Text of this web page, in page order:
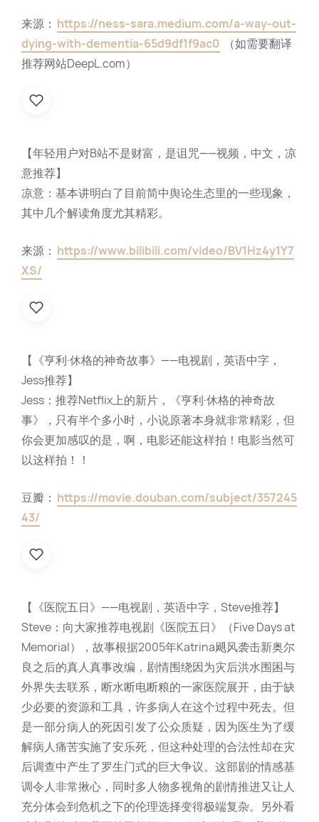
来源： https://ness-sara.medium.com/a-way-out-
dying-with-dementia-65d9df1f9ac0
（如需要翻译
推荐网站DeepL.com）
【年轻用户对B站不是财富，是诅咒——视频，中文，凉
意推荐】
凉意：基本讲明白了目前简中舆论生态里的一些现象，
其中几个解读角度尤其精彩。
来源： https://www.bilibili.com/video/BV1Hz4y1Y7
XS/
【《亨利·休格的神奇故事》——电视剧，英语中字，
Jess推荐】
Jess：推荐Netflix上的新片，《亨利·休格的神奇故
事》，只有半个多小时，小说原著本身就非常精彩，但
你会更加感叹的是，啊，电影还能这样拍！电影当然可
以这样拍！！
豆瓣： https://movie.douban.com/subject/357245
43/
【《医院五日》——电视剧，英语中字，Steve推荐】
Steve：向大家推荐电视剧《医院五日》（Five Days at
Memorial），故事根据2005年Katrina飓风袭击新奥尔
良之后的真人真事改编，剧情围绕因为灾后洪水围困与
外界失去联系，断水断电断粮的一家医院展开，由于缺
少必要的资源和工具，许多病人在这个过程中死去。但
是一部分病人的死因引发了公众质疑，因为医生为了缓
解病人痛苦实施了安乐死，但这种处理的合法性却在灾
后调查中产生了罗生门式的巨大争议。这部剧的情感基
调令人非常揪心，同时多人物多视角的剧情推进又让人
充分体会到危机之下的伦理选择变得极端复杂。另外看